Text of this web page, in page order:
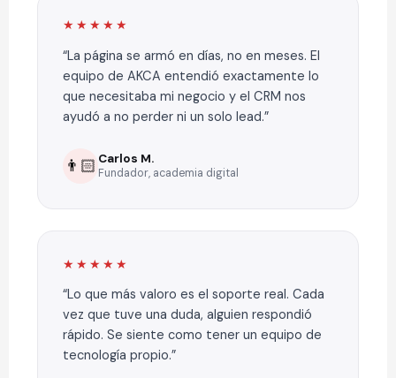
★★★★★
La página se armó en días, no en meses. El
equipo de AKCA entendió exactamente lo
que necesitaba mi negocio y el CRM nos
ayudó a no perder ni un solo lead.
👨🏻 Carlos M.
Fundador, academia digital
★★★★★
Lo que más valoro es el soporte real. Cada
vez que tuve una duda, alguien respondió
rápido. Se siente como tener un equipo de
tecnología propio.